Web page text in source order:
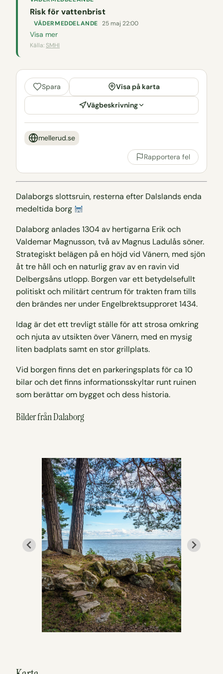
Risk för vattenbrist
VÄDERMEDDELANDE 25 maj 22:00
Visa mer
Källa: SMHI
Spara Visa på karta
Vägbeskrivning
mellerud.se
Rapportera fel
Dalaborgs slottsruin, resterna efter Dalslands enda
medeltida borg
Dalaborg anlades 1304 av hertigarna Erik och
Valdemar Magnusson, två av Magnus Ladulås söner.
Strategiskt belägen på en höjd vid Vänern, med sjön
åt tre håll och en naturlig grav av en ravin vid
Delbergsåns utlopp. Borgen var ett betydelsefullt
politiskt och militärt centrum för trakten fram tills
den brändes ner under Engelbrektsupproret 1434.
Idag är det ett trevligt ställe för att strosa omkring
och njuta av utsikten över Vänern, med en mysig
liten badplats samt en stor grillplats.
Vid borgen finns det en parkeringsplats för ca 10
bilar och det finns informationsskyltar runt ruinen
som berättar om bygget och dess historia.
Bilder från Dalaborg